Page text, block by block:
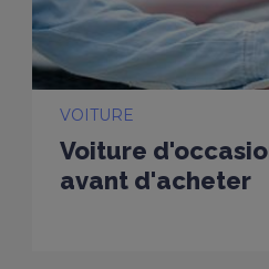
VOITURE
Voiture
avant d'acheter